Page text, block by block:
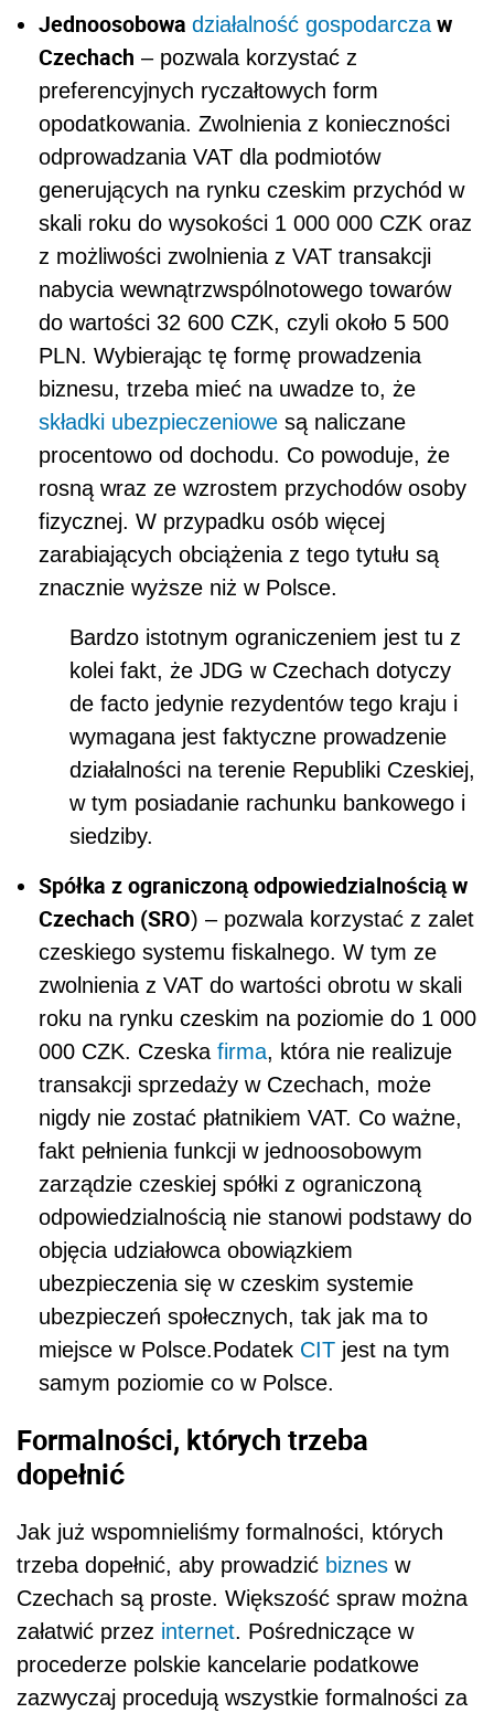
Jednoosobowa działalność gospodarczaw
Czechach – pozwala korzystać z
preferencyjnych ryczałtowych form
opodatkowania. Zwolnienia z konieczności
odprowadzania VAT dla podmiotów
generujących na rynku czeskim przychód w
skali roku do wysokości 1 000 000 CZK oraz
z możliwości zwolnienia z VAT transakcji
nabycia wewnątrzwspólnotowego towarów
do wartości 32 600 CZK, czyli około 5 500
PLN. Wybierając tę formę prowadzenia
biznesu, trzeba mieć na uwadze to, że
składki ubezpieczeniowe są naliczane
procentowo od dochodu. Co powoduje, że
rosną wraz ze wzrostem przychodów osoby
fizycznej. W przypadku osób więcej
zarabiających obciążenia z tego tytułu są
znacznie wyższe niż w Polsce.
Bardzo istotnym ograniczeniem jest tu z
kolei fakt, że JDG w Czechach dotyczy
de facto jedynie rezydentów tego kraju i
wymagana jest faktyczne prowadzenie
działalności na terenie Republiki Czeskiej,
w tym posiadanie rachunku bankowego i
siedziby.
Spółka z ograniczoną odpowiedzialnością w
Czechach (SRO) – pozwala korzystać z zalet
czeskiego systemu fiskalnego. W tym ze
zwolnienia z VAT do wartości obrotu w skali
roku na rynku czeskim na poziomie do 1 000
000 CZK. Czeska firma, która nie realizuje
transakcji sprzedaży w Czechach, może
nigdy nie zostać płatnikiem VAT. Co ważne,
fakt pełnienia funkcji w jednoosobowym
zarządzie czeskiej spółki z ograniczoną
odpowiedzialnością nie stanowi podstawy do
objęcia udziałowca obowiązkiem
ubezpieczenia się w czeskim systemie
ubezpieczeń społecznych, tak jak ma to
miejsce w Polsce.Podatek CIT jest na tym
samym poziomie co w Polsce.
Formalności, których trzeba
dopełnić
Jak już wspomnieliśmy formalności, których
trzeba dopełnić, aby prowadzić biznes w
Czechach są proste. Większość spraw można
załatwić przez internet. Pośredniczące w
procederze polskie kancelarie podatkowe
zazwyczaj procedują wszystkie formalności za